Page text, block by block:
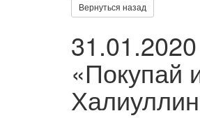
Вернуться назад
31.01.2020
«Покупай